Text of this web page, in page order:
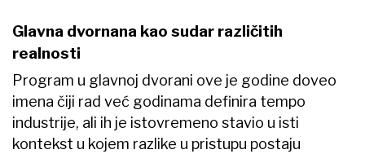
Glavna dvornana kao sudar različitih
realnosti
Program u glavnoj dvorani ove je godine doveo
imena čiji rad već godinama definira tempo
industrije, ali ih je istovremeno stavio u isti
kontekst u kojem razlike u pristupu postaju